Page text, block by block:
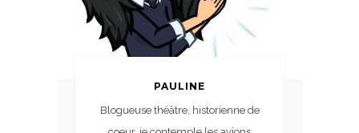
PAULINE
Blogueuse théâtre, historienne de